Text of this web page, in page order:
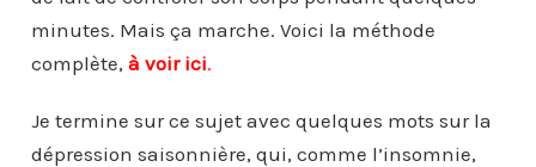
minutes. Mais ça marche. Voici la méthode
complète, à voir ici.
Je termine sur ce sujet avec quelques mots sur la
dépression saisonnière, qui, comme l’insomnie,